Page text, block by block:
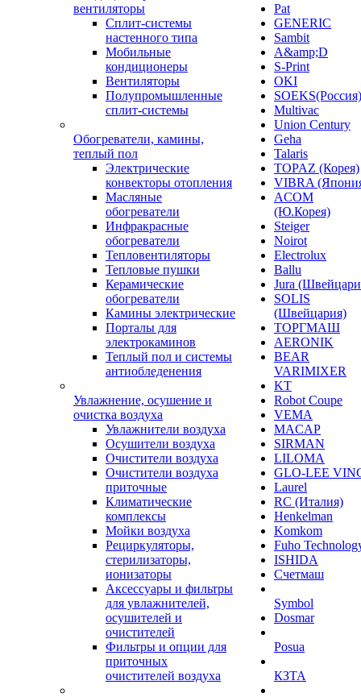
вентиляторы
Сплит-системы
настенного типа
Мобильные
кондиционеры
Вентиляторы
Полупромышленные
сплит-системы
Обогреватели, камины,
теплый пол
Электрические
конвекторы отопления
Масляные
обогреватели
Инфракрасные
обогреватели
Тепловентиляторы
Тепловые пушки
Керамические
обогреватели
Камины электрические
Порталы для
электрокаминов
Теплый пол и системы
антиобледенения
Увлажнение, осушение и
очистка воздуха
Увлажнители воздуха
Осушители воздуха
Очистители воздуха
Очистители воздуха
приточные
Климатические
комплексы
Мойки воздуха
Рециркуляторы,
стерилизаторы,
ионизаторы
Аксессуары и фильтры
для увлажнителей,
осушителей и
очистителей
Фильтры и опции для
приточных
очистителей воздуха
Pat
GENERIC
Sambit
A&amp;D
S-Print
OKI
SOEKS(Россия)
Multivac
Union Century
Geha
Talaris
TOPAZ (Корея)
VIBRA
ACOM
(Ю.Корея)
Steiger
Noirot
Electrolux
Ballu
Jura
SOLIS
(Швейцария)
ТОРГМАШ
AERONIK
BEAR
VARIMIXER
KT
Robot Coupe
VEMA
MACAP
SIRMAN
LILOMA
GLO-LEE
Laurel
RC (Италия)
Henkelman
Komkom
Fuho
ISHIDA
Счетмаш
Symbol
Dosmar
Posua
КЗТА